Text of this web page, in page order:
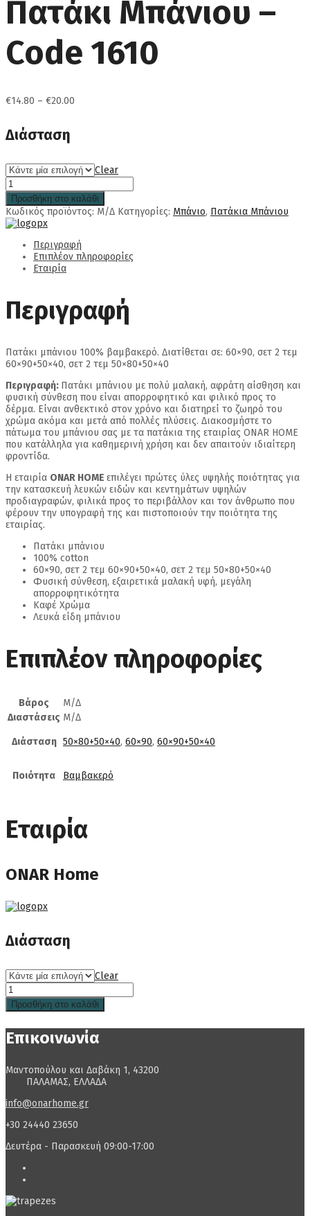
Πατάκι Μπάνιου –
Code 1610
€14.80 – €20.00
Διάσταση
Clear
Προσθήκη στο καλάθι
Κωδικός προϊόντος: Μ/Δ Κατηγορίες: Μπάνιο, Πατάκια Μπάνιου
Περιγραφή
Επιπλέον πληροφορίες
Εταιρία
Περιγραφή
Πατάκι μπάνιου 100% βαμβακερό. Διατίθεται σε: 60×90, σετ 2 τεμ
60×90+50×40, σετ 2 τεμ 50×80+50×40
Περιγραφή: Πατάκι μπάνιου με πολύ μαλακή, αφράτη αίσθηση και
φυσική σύνθεση που είναι απορροφητικό και φιλικό προς το
δέρμα. Είναι ανθεκτικό στον χρόνο και διατηρεί το ζωηρό του
χρώμα ακόμα και μετά από πολλές πλύσεις. Διακοσμήστε το
πάτωμα του μπάνιου σας με τα πατάκια της εταιρίας ONAR HOME
που κατάλληλα για καθημερινή χρήση και δεν απαιτούν ιδιαίτερη
φροντίδα.
Η εταιρία ONAR HOME επιλέγει πρώτες ύλες υψηλής ποιότητας για
την κατασκευή λευκών ειδών και κεντημάτων υψηλών
προδιαγραφών, φιλικά προς το περιβάλλον και τον άνθρωπο που
φέρουν την υπογραφή της και πιστοποιούν την ποιότητα της
εταιρίας.
Πατάκι μπάνιου
100% cotton
60×90, σετ 2 τεμ 60×90+50×40, σετ 2 τεμ 50×80+50×40
Φυσική σύνθεση, εξαιρετικά μαλακή υφή, μεγάλη
απορροφητικότητα
Καφέ Χρώμα
Λευκά είδη μπάνιου
Επιπλέον πληροφορίες
Βάρος
Μ/Δ
Διαστάσεις Μ/Δ
Διάσταση 50×80+50×40, 60×90, 60×90+50×40
Ποιότητα Βαμβακερό
Εταιρία
ONAR Home
Διάσταση
Clear
Προσθήκη στο καλάθι
Επικοινωνία
Μαντοπούλου και Δαβάκη 1, 43200
ΠΑΛΑΜΑΣ, ΕΛΛΑΔΑ
info@onarhome.gr
+30 24440 23650
Δευτέρα - Παρασκευή 09:00-17:00